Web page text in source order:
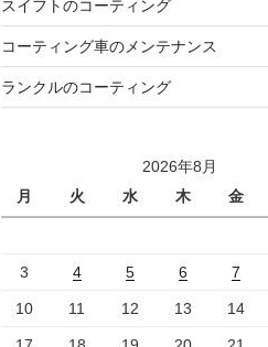
スイフトのコーティング
コーティング車のメンテナンス
ランクルのコーティング
2026年8月
月
火 水 木 金
3 4 5 6 7
10 11 12 13 14